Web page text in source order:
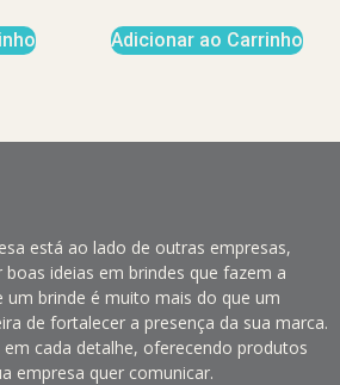
Adicionar ao Carrinho
está ao lado de outras empresas,
ideias em brindes que fazem a
um brinde é muito mais do que um
de fortalecer a presença da sua marca.
cada detalhe, oferecendo produtos
empresa quer comunicar.